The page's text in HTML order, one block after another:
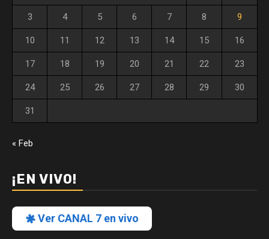
3 4 5 6 7 8 9
10 11 12 13 14 15 16
17 18 19 20 21 22 23
24 25 26 27 28 29 30
31
« Feb
¡EN VIVO!
Ver CANAL 7 en vivo